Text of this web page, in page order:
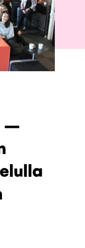
–